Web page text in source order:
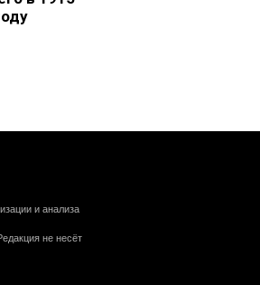
и анализа
не несёт